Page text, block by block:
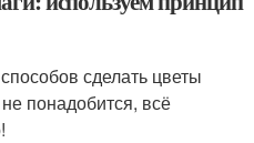
сделать цветы
понадобится, всё